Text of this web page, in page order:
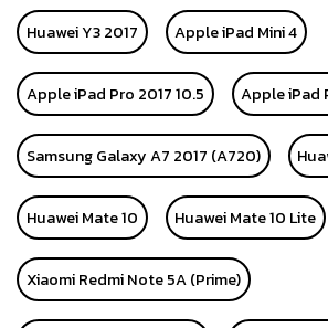
Huawei Y3 2017 Apple iPad Mini 4
Apple iPad Pro 2017 10.5 Apple iPad
Samsung Galaxy A7 2017 (A720)
Huawei Mate 10 Huawei Mate 10 Lite
Xiaomi Redmi Note 5A (Prime)